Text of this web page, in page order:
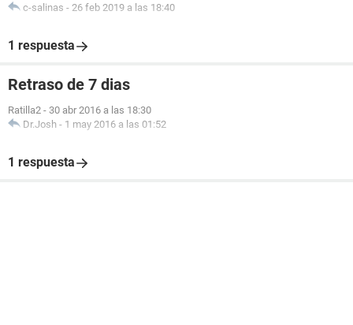
c-salinas - 26 feb 2019 a las 18:40
1 respuesta
Retraso de 7 dias
Ratilla2 - 30 abr 2016 a las 18:30
Dr.Josh - 1 may 2016 a las 01:52
1 respuesta